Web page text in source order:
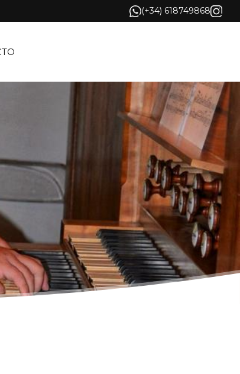
(+34) 618749868